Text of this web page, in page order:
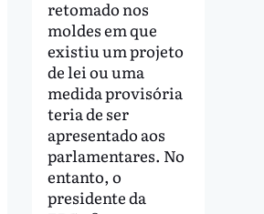
retomado nos
moldes em que
existiu um projeto
de lei ou uma
medida provisória
teria de ser
apresentado aos
parlamentares. No
entanto, o
presidente da